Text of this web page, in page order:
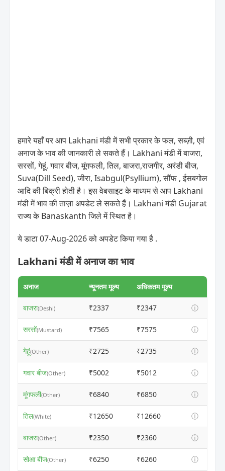
हमारे यहाँ पर आप Lakhani मंडी में सभी प्रकार के फल, सब्ज़ी, एवं
अनाज के भाव की जानकारी ले सकते हैं। Lakhani मंडी में बाजरा,
सरसों, गेहूं, गवार बीज, मूंगफली, तिल, बाजरा,राजगीर, अरंडी बीज,
Suva(Dill Seed), जीरा, Isabgul(Psyllium), सौंफ , ईसबगोल
आदि की बिक्री होती है। इस वेबसाइट के माध्यम से आप Lakhani
मंडी में भाव की ताज़ा अपडेट ले सकते हैं। Lakhani मंडी Gujarat
राज्य के Banaskanth जिले में स्थित है।
ये डाटा 07-Aug-2026 को अपडेट किया गया है .
Lakhani मंडी में अनाज का भाव
अनाज न्यूनतम मूल्य अधिकतम मूल्य
बाजरा(Deshi) ₹2337 ₹2347 ⓘ
सरसों(Mustard) ₹7565 ₹7575 ⓘ
गेहूं(Other) ₹2725 ₹2735 ⓘ
गवार बीज(Other) ₹5002 ₹5012 ⓘ
मूंगफली(Other) ₹6840 ₹6850 ⓘ
तिल(White) ₹12650 ₹12660 ⓘ
बाजरा(Other) ₹2350 ₹2360 ⓘ
सोआ बीज(Other) ₹6250 ₹6260 ⓘ